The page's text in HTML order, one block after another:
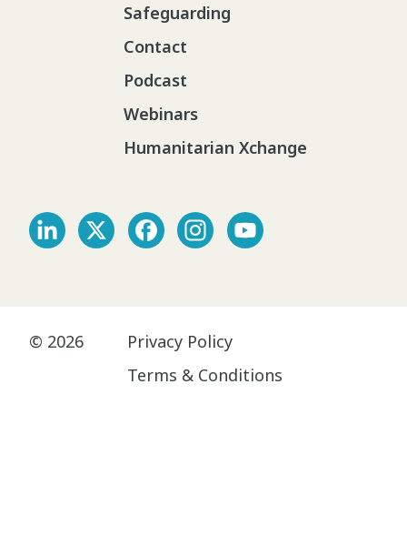
Safeguarding
Contact
Podcast
Webinars
Humanitarian Xchange
© 2026
Privacy Policy
Terms & Conditions